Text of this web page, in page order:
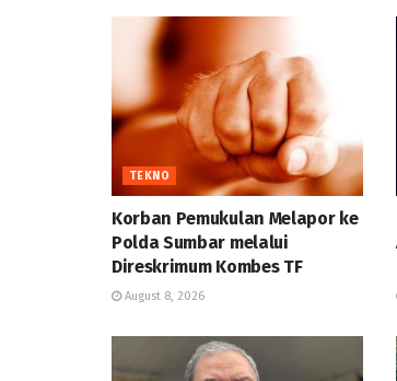
TEKNO
Korban Pemukulan Melapor ke
Polda Sumbar melalui
Direskrimum Kombes TF
August 8, 2026